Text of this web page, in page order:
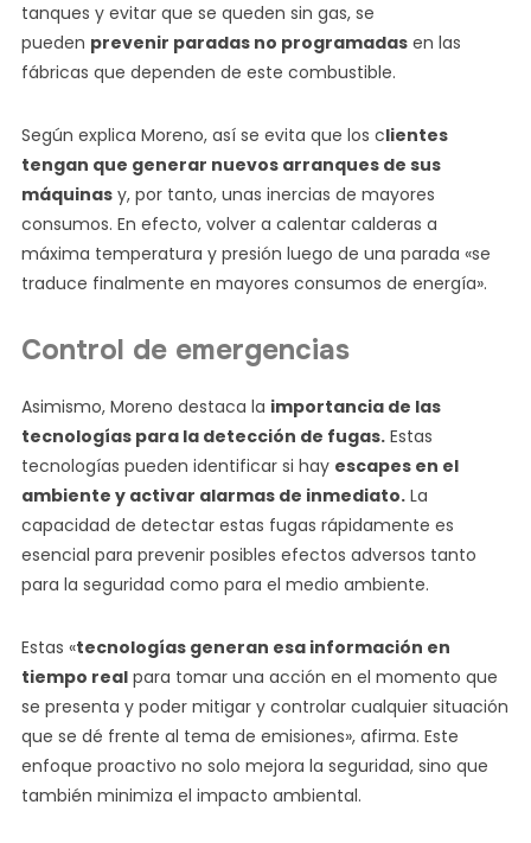
tanques y evitar que se queden sin gas, se
pueden prevenir paradas no programadasen las
fábricas que dependen de este combustible.
Según explica Moreno, así se evita que los clientes
tengan que generar nuevos arranques de sus
máquinasy, por tanto, unas inercias de mayores
consumos. En efecto, volver a calentar calderas a
máxima temperatura y presión luego de una parada «se
traduce finalmente en mayores consumos de energía».
Control de emergencias
Asimismo, Moreno destaca la importancia de las
tecnologías para la detección de fugas.Estas
tecnologías pueden identificar si hay escapes en el
ambiente y activar alarmas de inmediato.La
capacidad de detectar estas fugas rápidamente es
esencial para prevenir posibles efectos adversos tanto
para la seguridad como para el medio ambiente.
Estas «tecnologías generan esa información en
tiempo realpara tomar una acción en el momento que
se presenta y poder mitigar y controlar cualquier situación
que se dé frente al tema de emisiones», afirma. Este
enfoque proactivo no solo mejora la seguridad, sino que
también minimiza el impacto ambiental.